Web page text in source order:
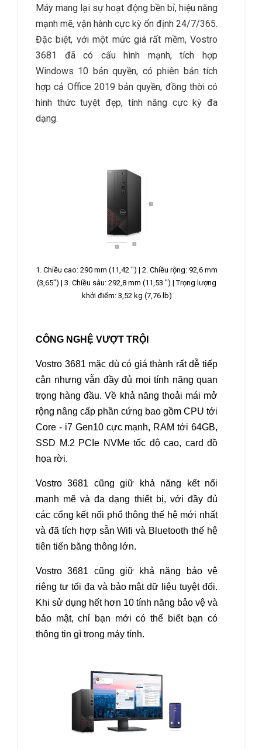
Máy mang lại sự hoạt động bền bỉ, hiệu năng
mạnh mẽ, vận hành cực kỳ ổn định 24/7/365.
Đặc biệt, với một mức giá rất mềm, Vostro
3681 đã có cấu hình mạnh, tích hợp
Windows 10 bản quyền, có phiên bản tích
hợp cả Office 2019 bản quyền, đồng thời có
hình thức tuyệt đẹp, tính năng cực kỳ đa
dạng.
1. Chiều cao: 290 mm (11,42 ") | 2. Chiều rộng: 92,6 mm
(3,65") | 3. Chiều sâu: 292,8 mm (11,53 ") | Trọng lượng
khởi điểm: 3,52 kg (7,76 lb)
CÔNG NGHỆ VƯỢT TRỘI
Vostro 3681 mặc dù có giá thành rất dễ tiếp
cận nhưng vẫn đầy đủ mọi tính năng quan
trọng hàng đầu. Về khả năng thoải mái mở
rộng nâng cấp phần cứng bao gồm CPU tới
Core - i7 Gen10 cực mạnh, RAM tới 64GB,
SSD M.2 PCIe NVMe tốc độ cao, card đồ
họa rời.
Vostro 3681 cũng giữ khả năng kết nối
mạnh mẽ và đa dạng thiết bị, với đầy đủ
các cổng kết nối phổ thông thế hệ mới nhất
và đã tích hợp sẵn Wifi và Bluetooth thế hệ
tiên tiến băng thông lớn.
Vostro 3681 cũng giữ khả năng bảo vệ
riêng tư tối đa và bảo mật dữ liệu tuyệt đối.
Khi sử dụng hết hơn 10 tính năng bảo vệ và
bảo mật, chỉ bạn mới có thể biết bạn có
thông tin gì trong máy tính.